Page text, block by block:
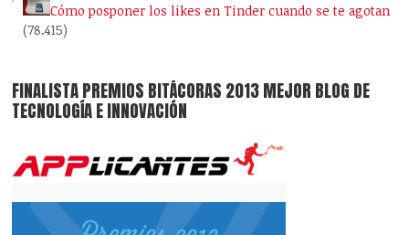
Cómo posponer los likes en Tinder cuando se te agotan
(78.415)
FINALISTA PREMIOS BITÁCORAS 2013 MEJOR BLOG DE
TECNOLOGÍA E INNOVACIÓN